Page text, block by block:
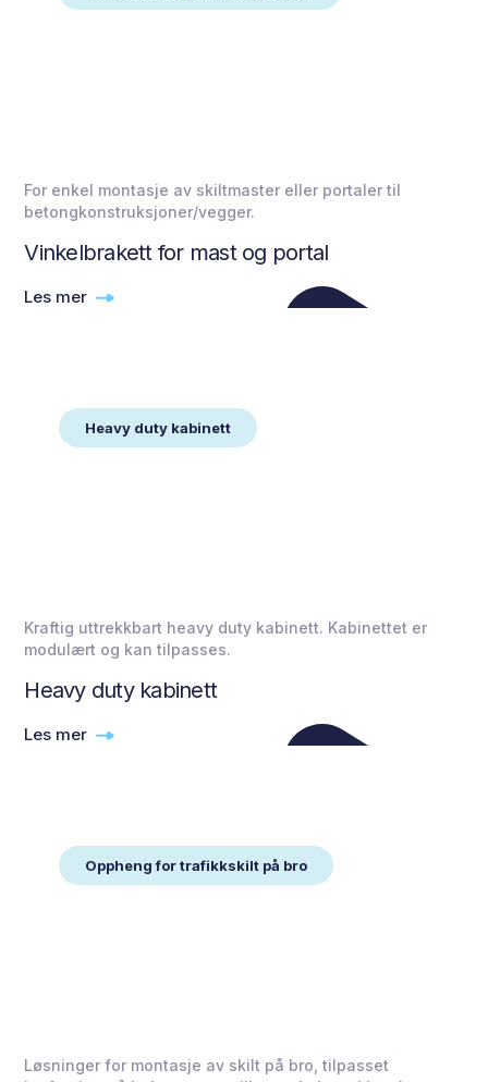
For enkel montasje av skiltmaster eller portaler til
betongkonstruksjoner/vegger.
Vinkelbrakett for mast og portal
Les mer
Heavy duty kabinett
Kraftig uttrekkbart heavy duty kabinett. Kabinettet er
modulært og kan tilpasses.
Heavy duty kabinett
Les mer
Oppheng for trafikkskilt på bro
Løsninger for montasje av skilt på bro, tilpasset